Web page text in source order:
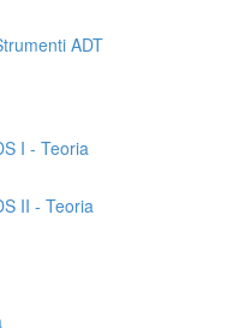
ADT
I - Teoria
II - Teoria